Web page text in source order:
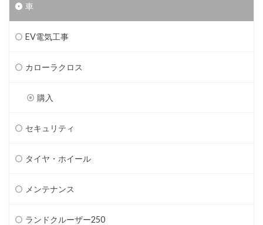
車
EV電気工事
カローラクロス
購入
セキュリティ
タイヤ・ホイール
メンテナンス
ランドクルーザー250